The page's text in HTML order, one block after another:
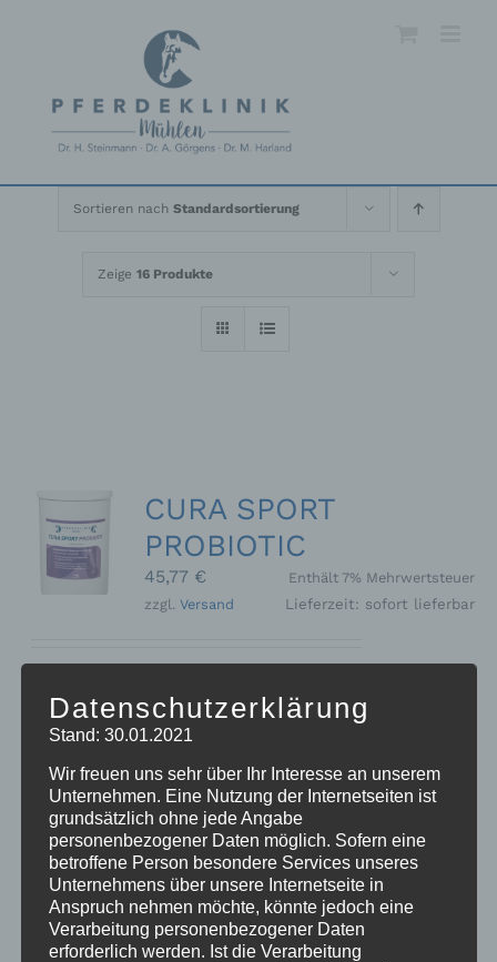
Sortieren nach Standardsortierung
Zeige 16 Produkte
CURA SPORT
PROBIOTIC
45,77 €
Enthält 7% Mehrwertsteuer
zzgl.Versand Lieferzeit: sofort lieferbar
und Stabilisierung der Darmflora.
Kann die Säureregulierung im Magen-
Darmtrakt positiv beeinflussen und in
Stresssituationen wie Turnier,
Stallwechsel, Wurmkurgabe oder
Futterwechsel entgegenwirken. Auch
bei Kotwasser und Durchfall geeignet.
- ADMR konform -
Ergänzungsfuttermittel für Pferde1
kg DosePreis/kg: 45,77 €
Datenschutzerklärung
Stand: 30.01.2021
Wir freuen uns sehr über Ihr Interesse an unserem
Unternehmen. Eine Nutzung der Internetseiten ist
grundsätzlich ohne jede Angabe
personenbezogener Daten möglich. Sofern eine
betroffene Person besondere Services unseres
Unternehmens über unsere Internetseite in
Anspruch nehmen möchte, könnte jedoch eine
Verarbeitung personenbezogener Daten
erforderlich werden. Ist die Verarbeitung